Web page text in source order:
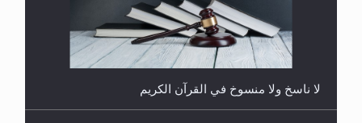
هل يُحسب حول الزكاة وفق السنة الميلادية أو الهجرية؟
لا ناسخ ولا منسوخ في القرآن الكريم